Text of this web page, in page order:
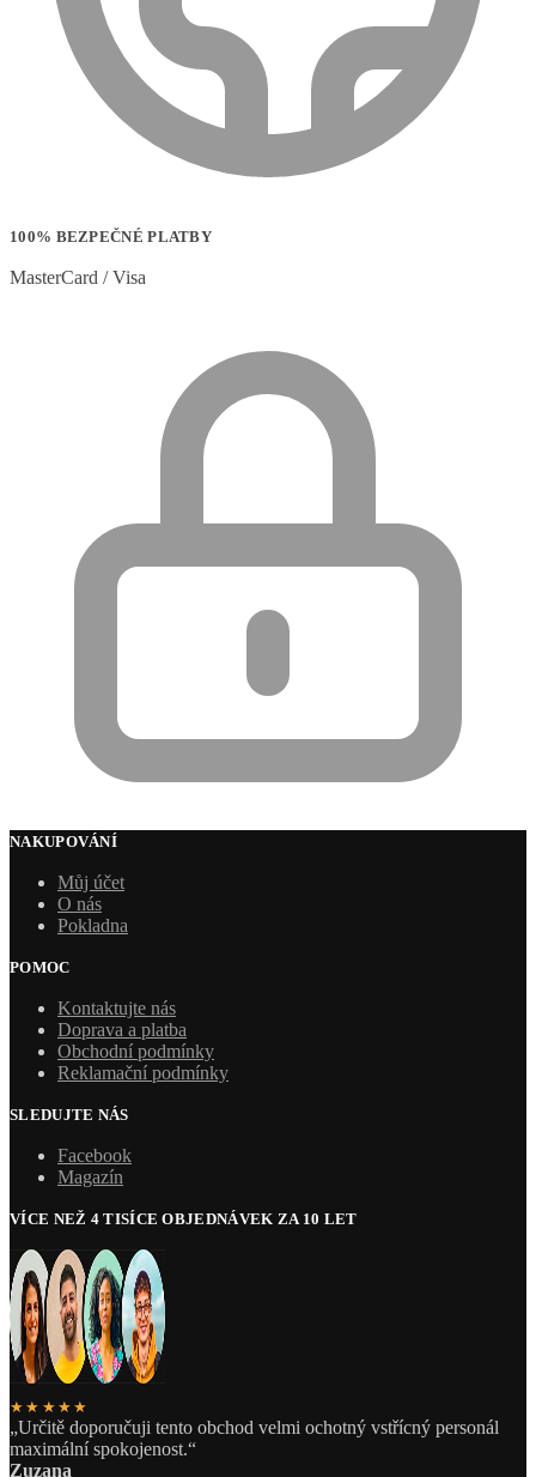
100% BEZPEČNÉ PLATBY
MasterCard / Visa
NAKUPOVÁNÍ
Můj účet
O nás
Pokladna
POMOC
Kontaktujte nás
Doprava a platba
Obchodní podmínky
Reklamační podmínky
SLEDUJTE NÁS
Facebook
Magazín
VÍCE NEŽ 4 TISÍCE OBJEDNÁVEK ZA 10 LET
★★★★★
„Určitě doporučuji tento obchod velmi ochotný vstřícný personál
maximální spokojenost.“
Zuzana